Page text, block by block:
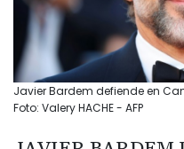
Javier Bardem defiende en
Foto: Valery HACHE - AFP